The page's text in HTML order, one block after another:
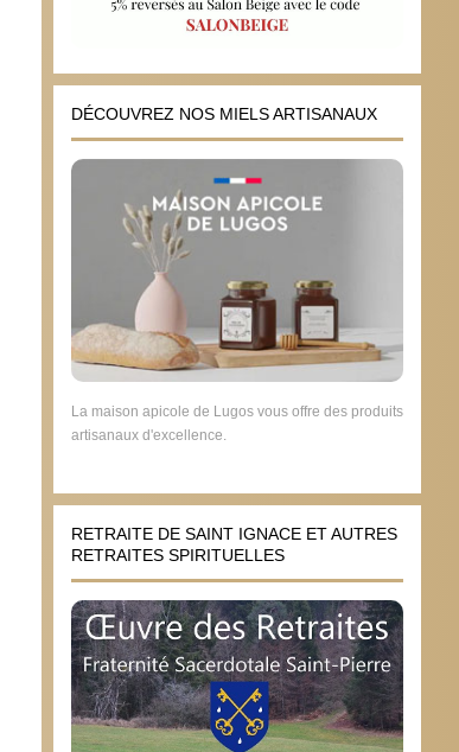
DÉCOUVREZ NOS MIELS ARTISANAUX
La maison apicole de Lugos vous offre des produits
artisanaux d'excellence.
RETRAITE DE SAINT IGNACE ET AUTRES
RETRAITES SPIRITUELLES